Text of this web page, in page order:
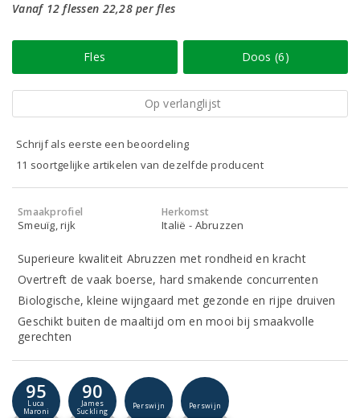
Vanaf 12 flessen 22,28 per fles
Fles Doos (6)
Op verlanglijst
Schrijf als eerste een beoordeling
11 soortgelijke artikelen van dezelfde producent
Smaakprofiel
Smeuïg, rijk
Herkomst
Italië - Abruzzen
Superieure kwaliteit Abruzzen met rondheid en kracht
Overtreft de vaak boerse, hard smakende concurrenten
Biologische, kleine wijngaard met gezonde en rijpe druiven
Geschikt buiten de maaltijd om en mooi bij smaakvolle
gerechten
95
Luca
Maroni
90
James
Suckling
Perswijn Perswijn